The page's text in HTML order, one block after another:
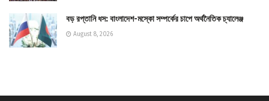
বড় রপ্তানি ধস: বাংলাদেশ-মস্কো সম্পর্কের চাপে অর্থনৈতিক চ্যালেঞ্জ
August 8, 2026